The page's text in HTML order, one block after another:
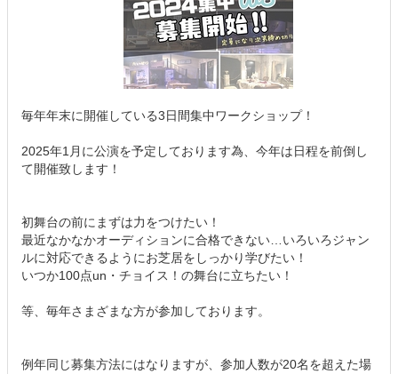
毎年年末に開催している3日間集中ワークショップ！
2025年1月に公演を予定しております為、今年は日程を前倒し
て開催致します！
初舞台の前にまずは力をつけたい！
最近なかなかオーディションに合格できない…いろいろジャン
ルに対応できるようにお芝居をしっかり学びたい！
いつか100点un・チョイス！の舞台に立ちたい！
等、毎年さまざまな方が参加しております。
例年同じ募集方法にはなりますが、参加人数が20名を超えた場